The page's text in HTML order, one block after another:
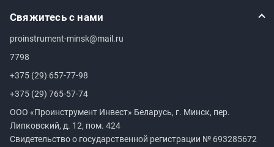
Свяжитесь с нами
proinstrument-minsk@mail.ru
7798
+375 (29) 657-77-98
+375 (29) 765-57-74
ООО «Проинструмент Инвест» Беларусь, г. Минск, пер.
Липковский, д. 12, пом. 424
Свидетельство о государственной регистрации № 693285672